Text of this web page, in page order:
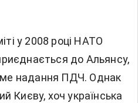
у 2008 році НАТО
до Альянсу,
надання ПДЧ. Однак
Києву, хоч українська